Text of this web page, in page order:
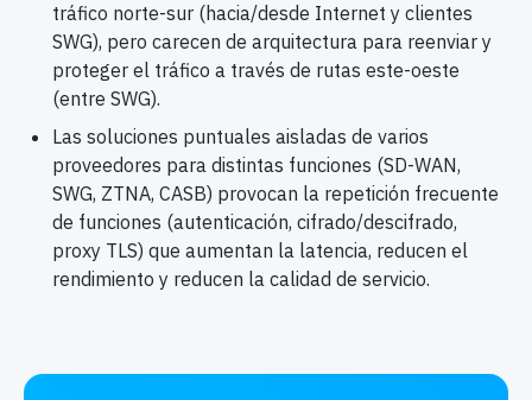
tráfico norte-sur (hacia/desde Internet y clientes
SWG), pero carecen de arquitectura para reenviar y
proteger el tráfico a través de rutas este-oeste
(entre SWG).
Las soluciones puntuales aisladas de varios
proveedores para distintas funciones (SD-WAN,
SWG, ZTNA, CASB) provocan la repetición frecuente
de funciones (autenticación, cifrado/descifrado,
proxy TLS) que aumentan la latencia, reducen el
rendimiento y reducen la calidad de servicio.